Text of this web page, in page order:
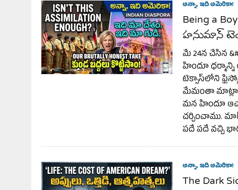
అన్నా, ఇది అమెరికా!
Being a
హనుమాన్
మే 24న చేసిన
హిందూ ధర్మాన్ని
టెక్సాస్‌లోని
మేమంతా
మన హిందూ
చర్చించాము.
పదే పదే వచ్చి
అన్నా, ఇది అమెరికా!
The Dark